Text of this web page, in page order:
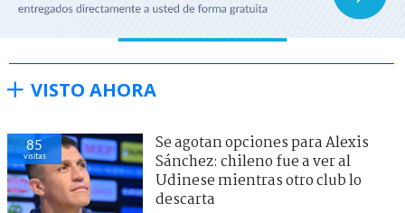
VISTO AHORA
85
visitas
Se agotan opciones para Alexis
Sánchez: chileno fue a ver al
Udinese mientras otro club lo
descarta